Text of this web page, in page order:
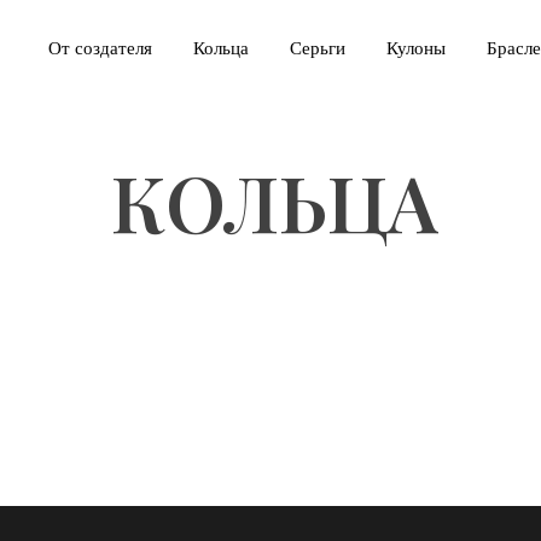
От создателя Кольца Серьги Кулоны
КОЛЬЦА